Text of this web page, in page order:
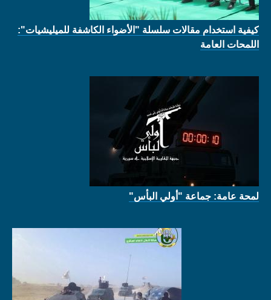
كيفية استخدام مقالات سلسلة "الأضواء الكاشفة للميليشيات":
اللمحات العامة
لمحة عامة: جماعة "أولي البأس"